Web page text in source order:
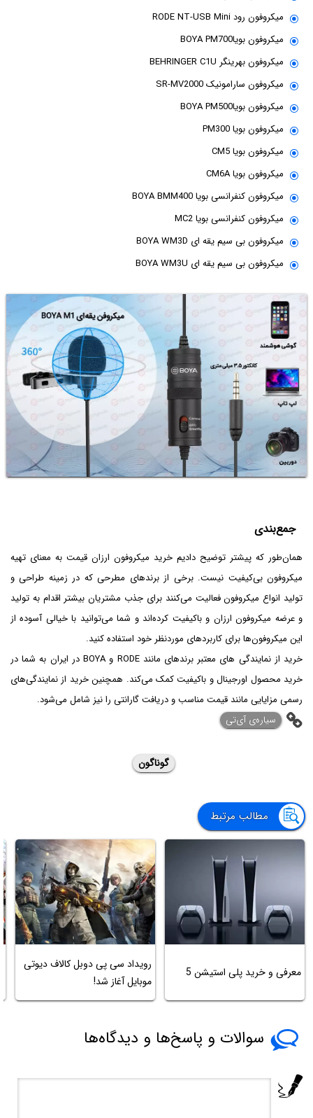
میکروفون رود RODE NT-USB Mini
میکروفون بویاBOYA PM700
میکروفون بهرینگر BEHRINGER C1U
میکروفون سارامونیک SR-MV2000
میکروفون بویاBOYA PM500
میکروفون بویا PM300
میکروفون بویا CM5
میکروفون بویا CM6A
میکروفون کنفرانسی بویا BOYA BMM400
میکروفون کنفرانسی بویا MC2
میکروفون بی سیم یقه ای BOYA WM3D
میکروفون بی سیم یقه ای BOYA WM3U
جمع‌بندی
همان‌طور که پیشتر توضیح دادیم خرید میکروفون ارزان قیمت به معنای تهیه
میکروفون بی‌کیفیت نیست. برخی از برندهای مطرحی که در زمینه طراحی و
تولید انواع میکروفون فعالیت می‌کنند برای جذب مشتریان بیشتر اقدام به تولید
و عرضه میکروفون ارزان و باکیفیت کرده‌اند و شما می‌توانید با خیالی آسوده از
این میکروفون‌ها برای کاربردهای موردنظر خود استفاده کنید.
خرید از نمایندگی های معتبر برندهای مانند RODE و BOYA در ایران به شما در
خرید محصول اورجینال و باکیفیت کمک می‌کند. همچنین خرید از نمایندگی‌های
رسمی مزایایی مانند قیمت مناسب و دریافت گارانتی را نیز شامل می‌شود.
‌سیاره‌ی آی‌تی
گوناگون
مطالب مرتبط
معرفی و خرید پلی استیشن 5
رویداد سی پی دوبل کالاف دیوتی
موبایل آغاز شد!
سوالات و پاسخ‌ها و دیدگاه‌ها